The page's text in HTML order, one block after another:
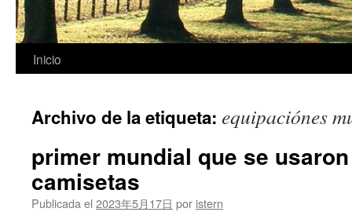
Saltar
contenido
Inicio
Archivo de la etiqueta: equipaciónes
primer mundial que se
camisetas
Publicada el 2023年5月17日 por istern